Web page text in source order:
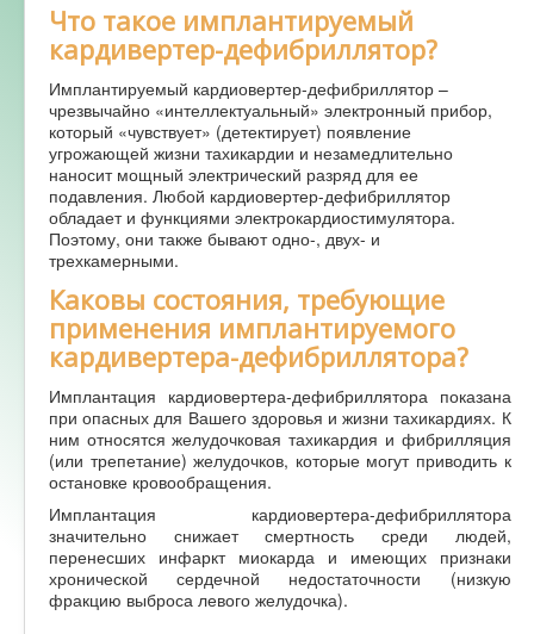
Диагностика
Лечение
Советы врача
Альтернативная медицина
Форум
Что такое имплантируемый
кардивертер-дефибриллятор?
Имплантируемый кардиовертер-дефибриллятор –
чрезвычайно «интеллектуальный» электронный прибор,
который «чувствует» (детектирует) появление
угрожающей жизни тахикардии и незамедлительно
наносит мощный электрический разряд для ее
подавления. Любой кардиовертер-дефибриллятор
обладает и функциями электрокардиостимулятора.
Поэтому, они также бывают одно-, двух- и
трехкамерными.
Каковы состояния, требующие
применения имплантируемого
кардивертера-дефибриллятора?
Имплантация кардиовертера-дефибриллятора показана
при опасных для Вашего здоровья и жизни тахикардиях. К
ним относятся желудочковая тахикардия и фибрилляция
(или трепетание) желудочков, которые могут приводить к
остановке кровообращения.
Имплантация кардиовертера-дефибриллятора
значительно снижает смертность среди людей,
перенесших инфаркт миокарда и имеющих признаки
хронической сердечной недостаточности (низкую
фракцию выброса левого желудочка).